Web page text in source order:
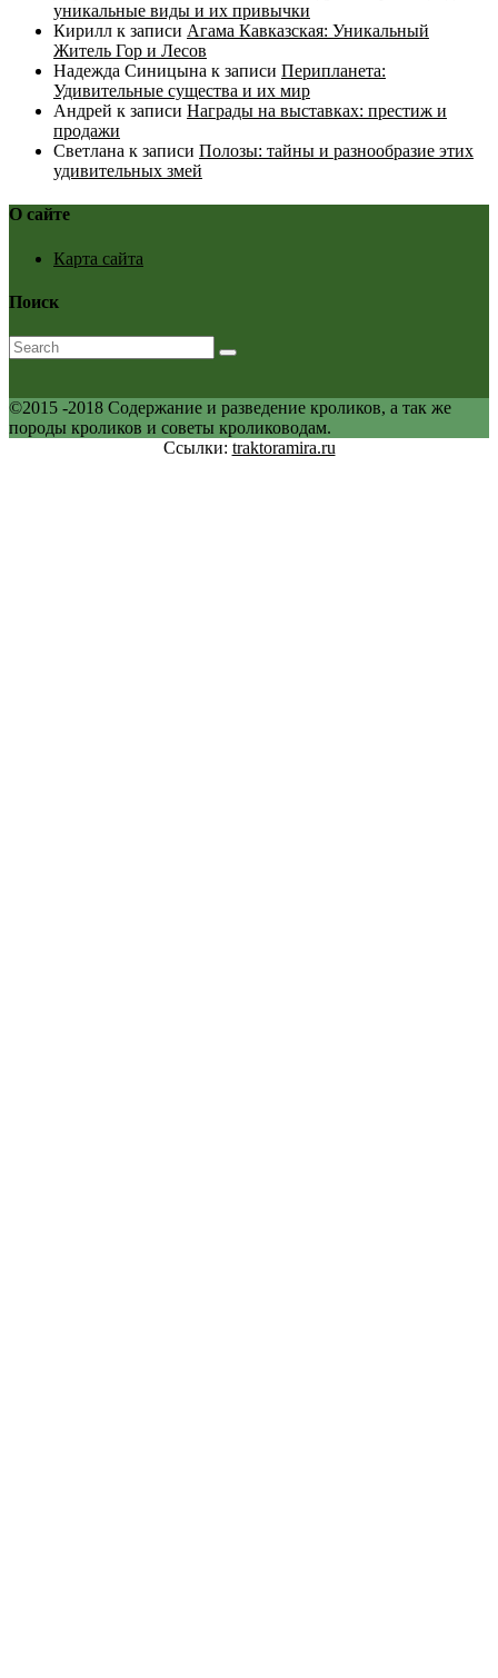
уникальные виды и их привычки
Кирилл к записи Агама Кавказская: Уникальный
Житель Гор и Лесов
Надежда Синицына к записи Перипланета:
Удивительные существа и их мир
Андрей к записи Награды на выставках: престиж и
продажи
Светлана к записи Полозы: тайны и разнообразие этих
удивительных змей
О сайте
Карта сайта
Поиск
©2015 -2018 Содержание и разведение кроликов, а так же
породы кроликов и советы кролиководам.
Ссылки: traktoramira.ru